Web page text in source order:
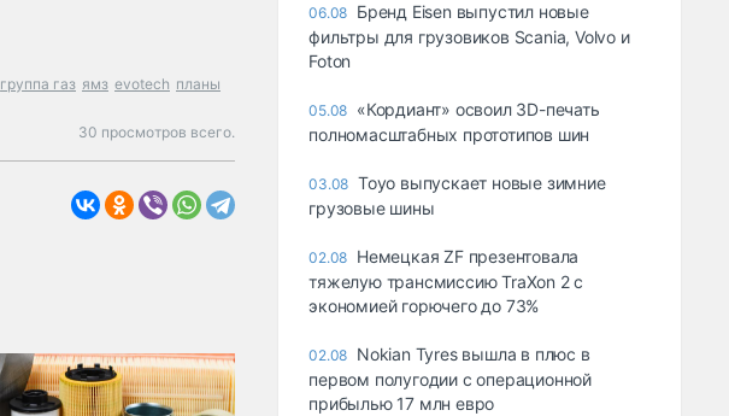
группа газ ямз evotech планы
30 просмотров всего.
06.08 Бренд Eisen выпустил новые
фильтры для грузовиков Scania, Volvo и
Foton
05.08 «Кордиант» освоил 3D-печать
полномасштабных прототипов шин
03.08 Toyo выпускает новые зимние
грузовые шины
02.08 Немецкая ZF презентовала
тяжелую трансмиссию TraXon 2 с
экономией горючего до 73%
02.08 Nokian Tyres вышла в плюс в
первом полугодии с операционной
прибылью 17 млн евро